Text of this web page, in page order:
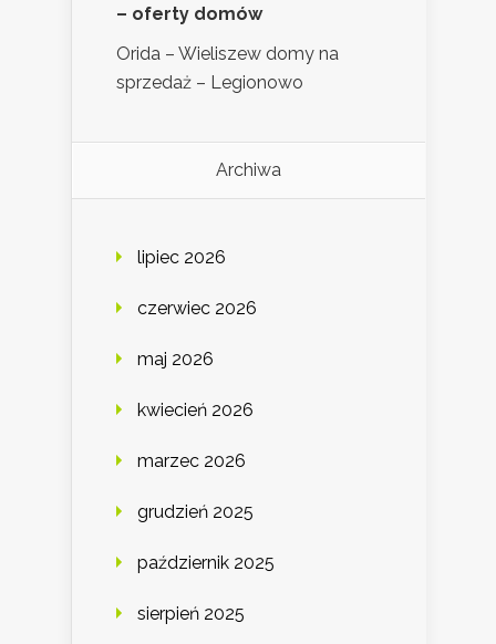
– oferty domów
Orida – Wieliszew domy na
sprzedaż – Legionowo
Archiwa
lipiec 2026
czerwiec 2026
maj 2026
kwiecień 2026
marzec 2026
grudzień 2025
październik 2025
sierpień 2025